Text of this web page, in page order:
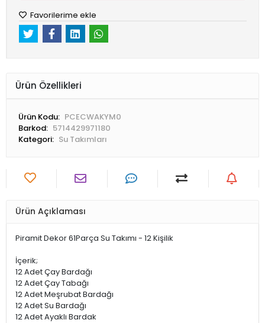
Favorilerime ekle
Ürün Özellikleri
Ürün Kodu: PCECWAKYM0
Barkod: 5714429971180
Kategori: Su Takımları
Ürün Açıklaması
Piramit Dekor 61Parça Su Takımı - 12 Kişilik
İçerik;
12 Adet Çay Bardağı
12 Adet Çay Tabağı
12 Adet Meşrubat Bardağı
12 Adet Su Bardağı
12 Adet Ayaklı Bardak